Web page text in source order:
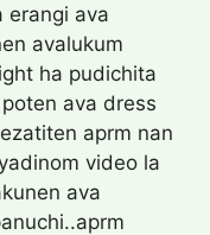
erangi ava
avalukum
ha pudichita
ava dress
aprm nan
video la
ava